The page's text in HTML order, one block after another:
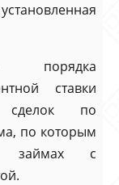
порядка
ставки
сделок по
по которым
займах с